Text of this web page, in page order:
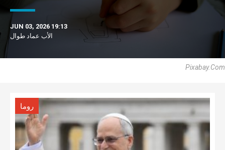
JUN 03, 2026 19:13
الأب عماد طوال
Pixabay.com
روما